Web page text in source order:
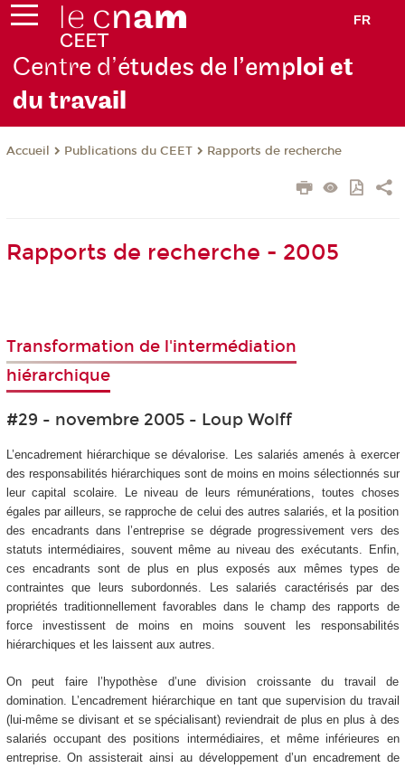
FR
Centre d’études de l’emploi et
du travail
Accueil Publications du CEET Rapports de recherche
Rapports de recherche - 2005
Transformation de l'intermédiation
hiérarchique
#29 - novembre 2005 - Loup Wolff
L’encadrement hiérarchique se dévalorise. Les salariés amenés à exercer
des responsabilités hiérarchiques sont de moins en moins sélectionnés sur
leur capital scolaire. Le niveau de leurs rémunérations, toutes choses
égales par ailleurs, se rapproche de celui des autres salariés, et la position
des encadrants dans l’entreprise se dégrade progressivement vers des
statuts intermédiaires, souvent même au niveau des exécutants. Enfin,
ces encadrants sont de plus en plus exposés aux mêmes types de
contraintes que leurs subordonnés. Les salariés caractérisés par des
propriétés traditionnellement favorables dans le champ des rapports de
force investissent de moins en moins souvent les responsabilités
hiérarchiques et les laissent aux autres.
On peut faire l’hypothèse d’une division croissante du travail de
domination. L’encadrement hiérarchique en tant que supervision du travail
(lui-même se divisant et se spécialisant) reviendrait de plus en plus à des
salariés occupant des positions intermédiaires, et même inférieures en
entreprise. On assisterait ainsi au développement d’un encadrement de